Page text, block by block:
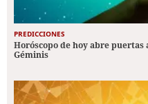
PREDICCIONES
Horóscopo de hoy abre
Géminis